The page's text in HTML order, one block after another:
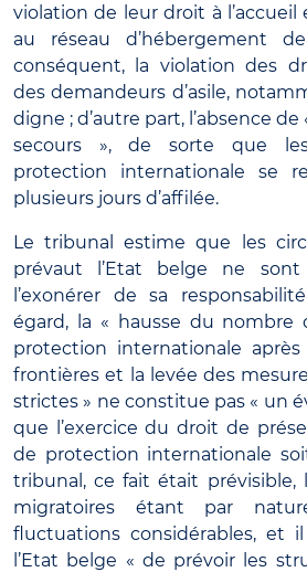
violation de leur droit à l’accueil
au réseau d’hébergement
conséquent, la violation des
des demandeurs d’asile,
digne ; d’autre part, l’absence
secours », de sorte que
protection internationale se
plusieurs jours d’affilée.
Le tribunal estime que les
prévaut l’Etat belge ne
l’exonérer de sa
égard, la « hausse du nombre
protection internationale
frontières et la levée des
strictes » ne constitue pas « un
que l’exercice du droit de
de protection internationale
tribunal, ce fait était prévisible,
migratoires étant par
fluctuations considérables, et
l’Etat belge « de prévoir les